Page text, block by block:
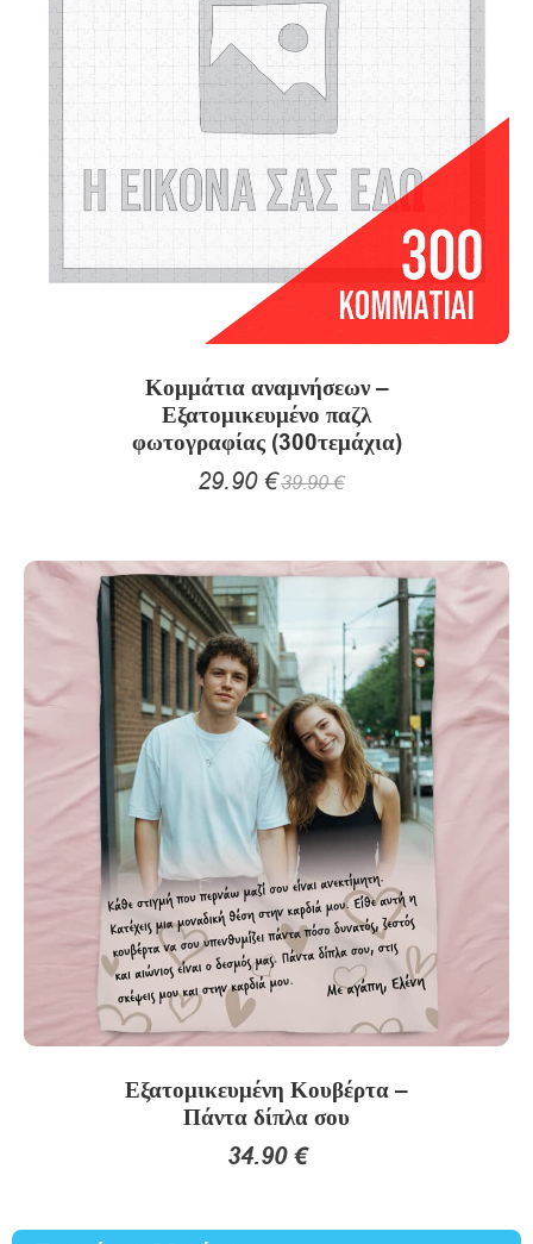
Οι
επιλογές
μπορούν
επιλεγούν
στη
σελίδα
προϊόντος
Κομμάτια αναμνήσεων –
Εξατομικευμένο παζλ
φωτογραφίας (300τεμάχια)
29.90 €39.90€
Εξατομικευμένη Κουβέρτα –
Πάντα δίπλα σου
34.90€